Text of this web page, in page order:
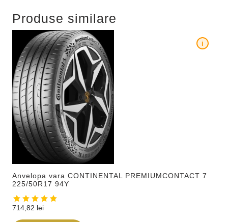
Produse similare
Anvelopa vara CONTINENTAL PREMIUMCONTACT 7
225/50R17 94Y
i
714,82 lei